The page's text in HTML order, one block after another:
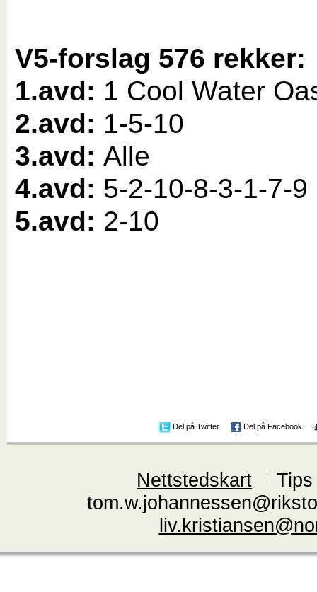
V5-forslag 576 rekker:
1.avd: 1 Cool Water
2.avd: 1-5-10
3.avd:Alle
4.avd: 5-2-10-8-3-1-7-9
5.avd: 2-10
Del på Twitter Del på Facebook
Nettstedskart